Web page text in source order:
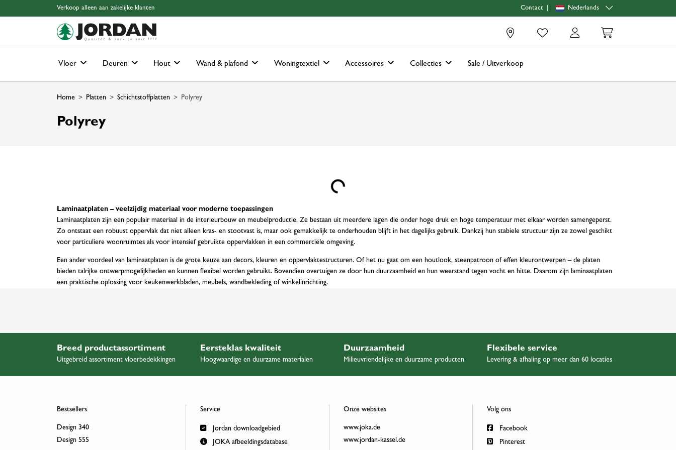
Skip to main content Skip to page header Skip to page footer
Verkoop alleen aan zakelijke klanten Contact Nederlands
Vloer Deuren Hout Wand & plafond Woningtextiel Accessoires Collecties Sale / Uitverkoop
Home Platten Schichtstoffplatten Polyrey
Polyrey
Loading...
Laminaatplaten – veelzijdig materiaal voor moderne toepassingen
Laminaatplaten zijn een populair materiaal in de interieurbouw en meubelproductie. Ze bestaan uit meerdere lagen die onder hoge druk en hoge temperatuur met elkaar worden samengeperst.
Zo ontstaat een robuust oppervlak dat niet alleen kras- en stootvast is, maar ook gemakkelijk te onderhouden blijft in het dagelijks gebruik. Dankzij hun stabiele structuur zijn ze zowel geschikt
voor particuliere woonruimtes als voor intensief gebruikte oppervlakken in een commerciële omgeving.
Een ander voordeel van laminaatplaten is de grote keuze aan decors, kleuren en oppervlaktestructuren. Of het nu gaat om een houtlook, steenpatroon of effen kleurontwerpen – de platen
bieden talrijke ontwerpmogelijkheden en kunnen flexibel worden gebruikt. Bovendien overtuigen ze door hun duurzaamheid en hun weerstand tegen vocht en hitte. Daarom zijn laminaatplaten
een praktische oplossing voor keukenwerkbladen, meubels, wandbekleding of winkelinrichting.
Breed productassortiment
Uitgebreid assortiment vloerbedekkingen
Eersteklas kwaliteit
Hoogwaardige en duurzame materialen
Duurzaamheid
Milieuvriendelijke en duurzame producten
Flexibele service
Levering & afhaling op meer dan 60 locaties
Bestsellers
Design 340
Design 555
Service
Jordan downloadgebied
JOKA afbeeldingsdatabase
Onze websites
www.joka.de
www.jordan-kassel.de
Volg ons
Facebook
Pinterest